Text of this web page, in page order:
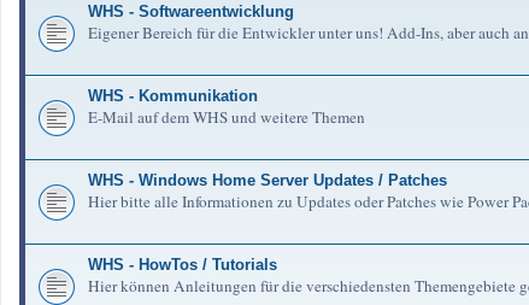
WHS - Softwareentwicklung
Eigener Bereich für die Entwickler unter uns! Add-Ins, aber auch
WHS - Kommunikation
E-Mail auf dem WHS und weitere Themen
WHS - Windows Home Server Updates / Patches
Hier bitte alle Informationen zu Updates oder Patches wie Power
WHS - HowTos / Tutorials
Hier können Anleitungen für die verschiedensten Themengebiete